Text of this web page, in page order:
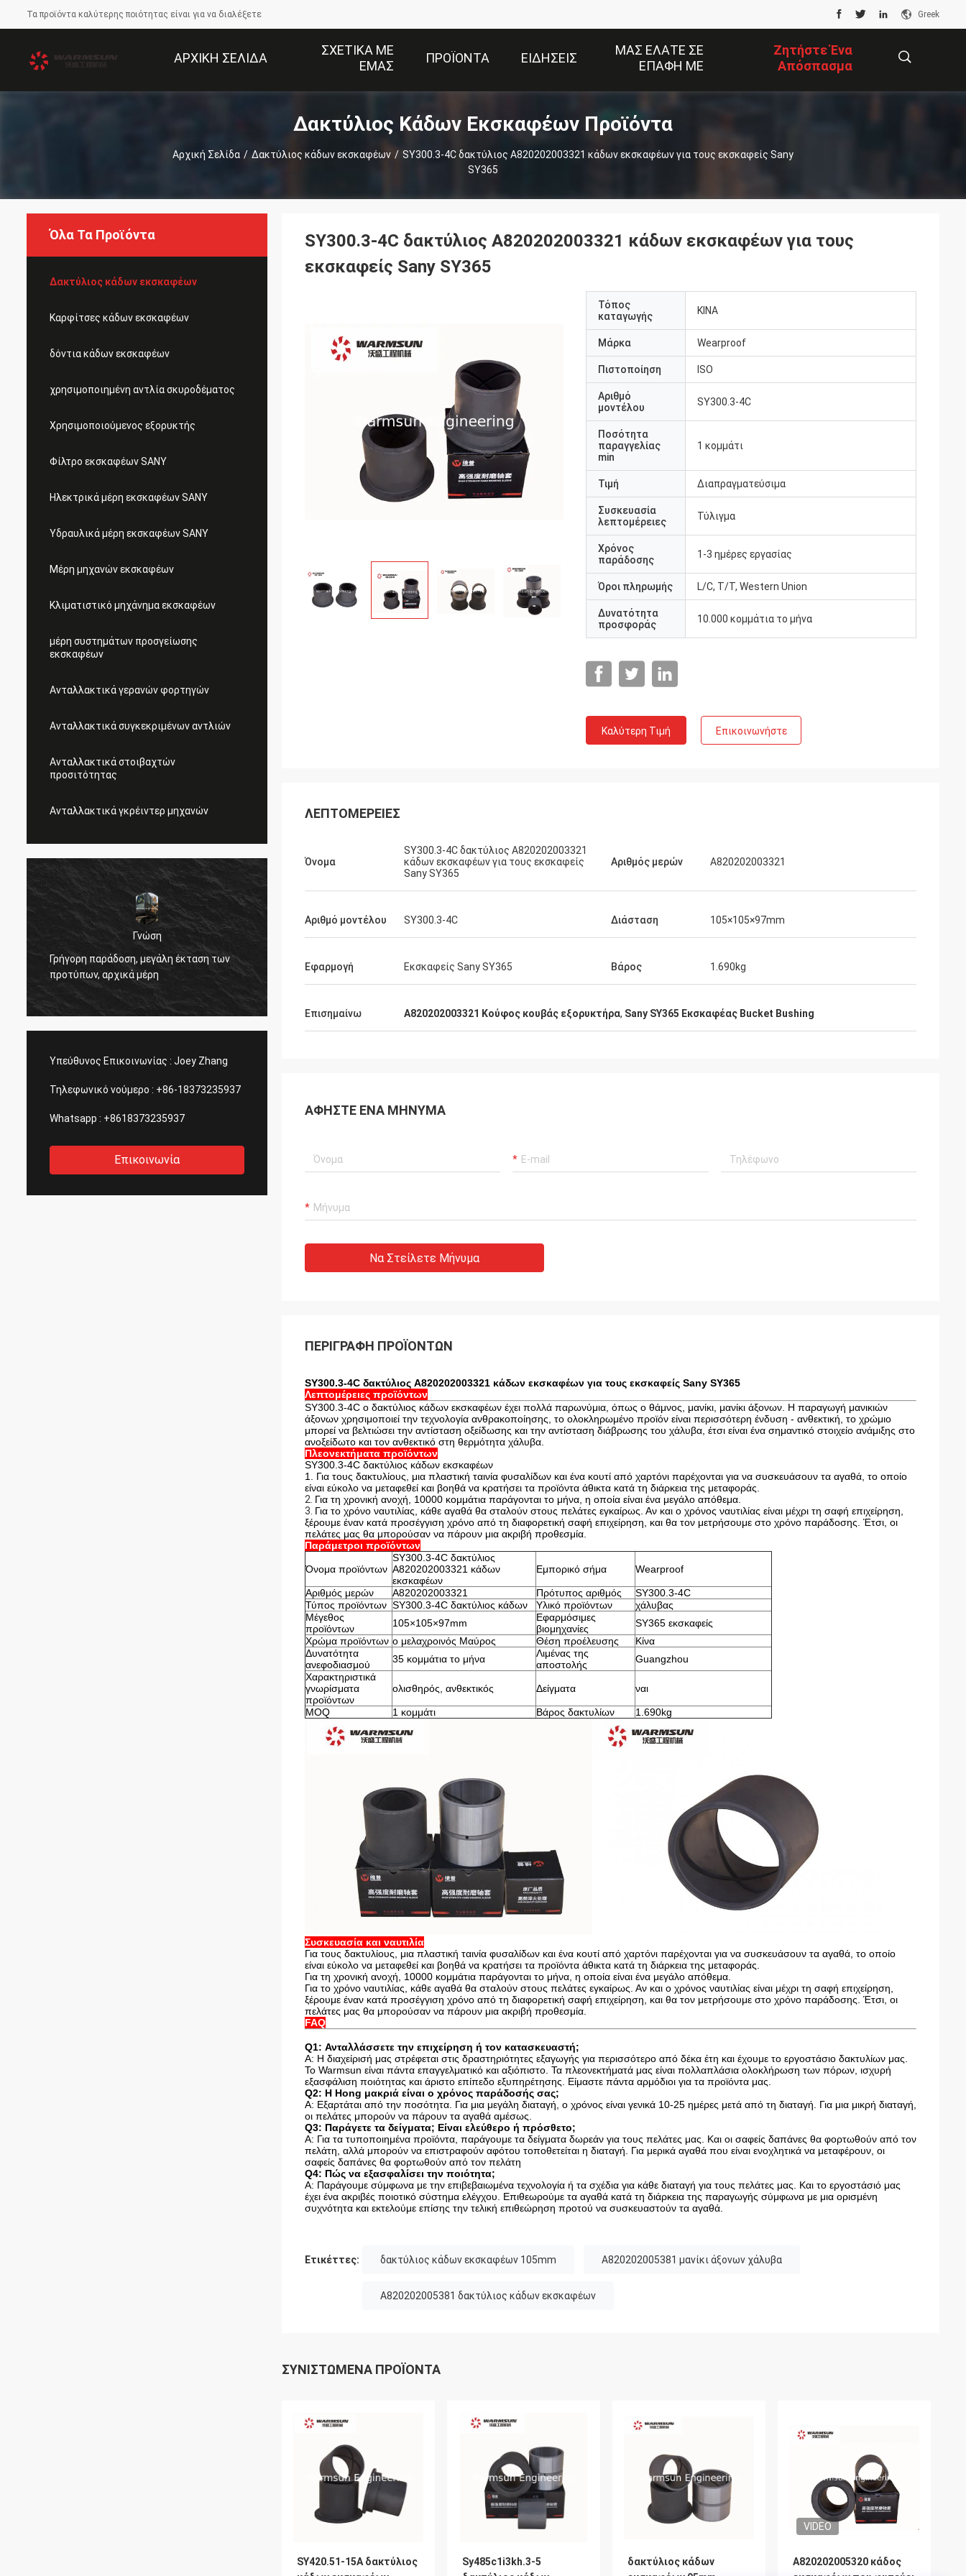
Τα προϊόντα καλύτερης ποιότητας είναι για να διαλέξετε Greek
ΑΡΧΙΚΉ ΣΕΛΊΔΑ
ΣΧΕΤΙΚΆ ΜΕ
ΕΜΆΣ
ΠΡΟΪΌΝΤΑ ΕΙΔΉΣΕΙΣ
ΜΑΣ ΕΛΆΤΕ ΣΕ
ΕΠΑΦΉ ΜΕ
Ζητήστε Ένα
Απόσπασμα
Δακτύλιος Κάδων Εκσκαφέων Προϊόντα
Αρχική Σελίδα / Δακτύλιος κάδων εκσκαφέων / SY300.3-4C δακτύλιος A820202003321 κάδων εκσκαφέων για τους εκσκαφείς Sany
SY365
Όλα Τα Προϊόντα
Δακτύλιος κάδων εκσκαφέων
Καρφίτσες κάδων εκσκαφέων
δόντια κάδων εκσκαφέων
χρησιμοποιημένη αντλία σκυροδέματος
Χρησιμοποιούμενος εξορυκτής
Φίλτρο εκσκαφέων SANY
Ηλεκτρικά μέρη εκσκαφέων SANY
Υδραυλικά μέρη εκσκαφέων SANY
Μέρη μηχανών εκσκαφέων
Κλιματιστικό μηχάνημα εκσκαφέων
μέρη συστημάτων προσγείωσης
εκσκαφέων
Ανταλλακτικά γερανών φορτηγών
Ανταλλακτικά συγκεκριμένων αντλιών
Ανταλλακτικά στοιβαχτών
προσιτότητας
Ανταλλακτικά γκρέιντερ μηχανών
Γνώση
Γρήγορη παράδοση, μεγάλη έκταση των
προτύπων, αρχικά μέρη
Michael
η ποιότητα μερών είναι τόσο υψηλή όπως
πάντα.
Υπεύθυνος Επικοινωνίας : Joey Zhang
Τηλεφωνικό νούμερο : +86-18373235937
Whatsapp : +8618373235937
Επικοινωνία
SY300.3-4C δακτύλιος A820202003321 κάδων εκσκαφέων για τους
εκσκαφείς Sany SY365
Τόπος
καταγωγής
ΚΙΝΑ
Μάρκα Wearproof
Πιστοποίηση ISO
Αριθμό
μοντέλου
SY300.3-4C
Ποσότητα
παραγγελίας
min
1 κομμάτι
Τιμή Διαπραγματεύσιμα
Συσκευασία
λεπτομέρειες
Τύλιγμα
Χρόνος
παράδοσης
1-3 ημέρες εργασίας
Όροι πληρωμής L/C, T/T, Western Union
Δυνατότητα
προσφοράς
10.000 κομμάτια το μήνα
Καλύτερη Τιμή Επικοινωνήστε
ΛΕΠΤΟΜΈΡΕΙΕΣ
Όνομα
SY300.3-4C δακτύλιος A820202003321
κάδων εκσκαφέων για τους εκσκαφείς
Sany SY365
Αριθμός μερών A820202003321
Αριθμό μοντέλου SY300.3-4C Διάσταση 105×105×97mm
Εφαρμογή Εκσκαφείς Sany SY365 Βάρος 1.690kg
Επισημαίνω Α820202003321 Κούφος κουβάς εξορυκτήρα, Sany SY365 Εκσκαφέας Bucket Bushing
ΑΦΉΣΤΕ ΈΝΑ ΜΉΝΥΜΑ
Να Στείλετε Μήνυμα
ΠΕΡΙΓΡΑΦΉ ΠΡΟΪΌΝΤΩΝ
SY300.3-4C δακτύλιος A820202003321 κάδων εκσκαφέων για τους εκσκαφείς Sany SY365
Λεπτομέρειες προϊόντων
SY300.3-4C ο δακτύλιος κάδων εκσκαφέων έχει πολλά παρωνύμια, όπως ο θάμνος, μανίκι, μανίκι άξονων. Η παραγωγή μανικιών
άξονων χρησιμοποιεί την τεχνολογία ανθρακοποίησης, το ολοκληρωμένο προϊόν είναι περισσότερη ένδυση - ανθεκτική, το χρώμιο
μπορεί να βελτιώσει την αντίσταση οξείδωσης και την αντίσταση διάβρωσης του χάλυβα, έτσι είναι ένα σημαντικό στοιχείο ανάμιξης στο
ανοξείδωτο και τον ανθεκτικό στη θερμότητα χάλυβα.
Πλεονεκτήματα προϊόντων
SY300.3-4C δακτύλιος κάδων εκσκαφέων
1. Για τους δακτυλίους, μια πλαστική ταινία φυσαλίδων και ένα κουτί από χαρτόνι παρέχονται για να συσκευάσουν τα αγαθά, το οποίο
είναι εύκολο να μεταφεθεί και βοηθά να κρατήσει τα προϊόντα άθικτα κατά τη διάρκεια της μεταφοράς.
2. Για τη χρονική ανοχή, 10000 κομμάτια παράγονται το μήνα, η οποία είναι ένα μεγάλο απόθεμα.
3. Για το χρόνο ναυτιλίας, κάθε αγαθά θα σταλούν στους πελάτες εγκαίρως. Αν και ο χρόνος ναυτιλίας είναι μέχρι τη σαφή επιχείρηση,
ξέρουμε έναν κατά προσέγγιση χρόνο από τη διαφορετική σαφή επιχείρηση, και θα τον μετρήσουμε στο χρόνο παράδοσης. Έτσι, οι
πελάτες μας θα μπορούσαν να πάρουν μια ακριβή προθεσμία.
Παράμετροι προϊόντων
Όνομα προϊόντων
SY300.3-4C δακτύλιος
A820202003321 κάδων
εκσκαφέων
Εμπορικό σήμα Wearproof
Αριθμός μερών A820202003321 Πρότυπος αριθμός
SY300.3-4C
Τύπος προϊόντων SY300.3-4C δακτύλιος κάδων Υλικό προϊόντων
χάλυβας
Μέγεθος
προϊόντων
105×105×97mm
Εφαρμόσιμες
βιομηχανίες
SY365 εκσκαφείς
Χρώμα προϊόντων ο μελαχροινός Μαύρος Θέση προέλευσης
Κίνα
Δυνατότητα
ανεφοδιασμού
35 κομμάτια το μήνα
Λιμένας της
αποστολής
Guangzhou
Χαρακτηριστικά
γνωρίσματα
προϊόντων
ολισθηρός, ανθεκτικός Δείγματα ναι
MOQ 1 κομμάτι Βάρος δακτυλίων 1.690kg
Συσκευασία και ναυτιλία
Για τους δακτυλίους, μια πλαστική ταινία φυσαλίδων και ένα κουτί από χαρτόνι παρέχονται για να συσκευάσουν τα αγαθά, το οποίο
είναι εύκολο να μεταφεθεί και βοηθά να κρατήσει τα προϊόντα άθικτα κατά τη διάρκεια της μεταφοράς.
Για τη χρονική ανοχή, 10000 κομμάτια παράγονται το μήνα, η οποία είναι ένα μεγάλο απόθεμα.
Για το χρόνο ναυτιλίας, κάθε αγαθά θα σταλούν στους πελάτες εγκαίρως. Αν και ο χρόνος ναυτιλίας είναι μέχρι τη σαφή επιχείρηση,
ξέρουμε έναν κατά προσέγγιση χρόνο από τη διαφορετική σαφή επιχείρηση, και θα τον μετρήσουμε στο χρόνο παράδοσης. Έτσι, οι
πελάτες μας θα μπορούσαν να πάρουν μια ακριβή προθεσμία.
FAQ
Q1: Ανταλλάσσετε την επιχείρηση ή τον κατασκευαστή;
Α: Η διαχείρισή μας στρέφεται στις δραστηριότητες εξαγωγής για περισσότερο από δέκα έτη και έχουμε το εργοστάσιο δακτυλίων μας.
Το Warmsun είναι πάντα επαγγελματικό και αξιόπιστο. Τα πλεονεκτήματά μας είναι πολλαπλάσια ολοκλήρωση των πόρων, ισχυρή
εξασφάλιση ποιότητας και άριστο επίπεδο εξυπηρέτησης. Είμαστε πάντα αρμόδιοι για τα προϊόντα μας.
Q2: Η Hong μακριά είναι ο χρόνος παράδοσής σας;
Α: Εξαρτάται από την ποσότητα. Για μια μεγάλη διαταγή, ο χρόνος είναι γενικά 10-25 ημέρες μετά από τη διαταγή. Για μια μικρή διαταγή,
οι πελάτες μπορούν να πάρουν τα αγαθά αμέσως.
Q3: Παράγετε τα δείγματα; Είναι ελεύθερο ή πρόσθετο;
Α: Για τα τυποποιημένα προϊόντα, παράγουμε τα δείγματα δωρεάν για τους πελάτες μας. Και οι σαφείς δαπάνες θα φορτωθούν από τον
πελάτη, αλλά μπορούν να επιστραφούν αφότου τοποθετείται η διαταγή. Για μερικά αγαθά που είναι ενοχλητικά να μεταφέρουν, οι
σαφείς δαπάνες θα φορτωθούν από τον πελάτη
Q4: Πώς να εξασφαλίσει την ποιότητα;
Α: Παράγουμε σύμφωνα με την επιβεβαιωμένα τεχνολογία ή τα σχέδια για κάθε διαταγή για τους πελάτες μας. Και το εργοστάσιό μας
έχει ένα ακριβές ποιοτικό σύστημα ελέγχου. Επιθεωρούμε τα αγαθά κατά τη διάρκεια της παραγωγής σύμφωνα με μια ορισμένη
συχνότητα και εκτελούμε επίσης την τελική επιθεώρηση προτού να συσκευαστούν τα αγαθά.
Ετικέττες: δακτύλιος κάδων εκσκαφέων 105mm A820202005381 μανίκι άξονων χάλυβα
A820202005381 δακτύλιος κάδων εκσκαφέων
ΣΥΝΙΣΤΏΜΕΝΑ ΠΡΟΪΌΝΤΑ
SY420.51-15A δακτύλιος
Sy485c1i3kh.3-5
δακτύλιος κάδων
VIDEO
A820202005320 κάδος